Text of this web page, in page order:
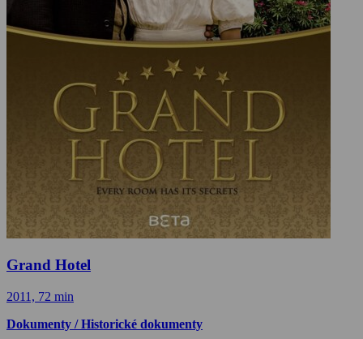
Grand Hotel
2011, 72 min
Dokumenty / Historické dokumenty